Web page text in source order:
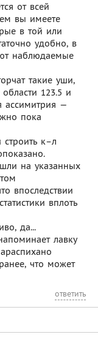
от всей
вы имеете
в той или
удобно, в
наблюдаемые
такие уши,
123.5 и
ассимитрия —
пока
строить к–л
на указанных
впоследствии
вплоть
да...
лавку
что может
ответить